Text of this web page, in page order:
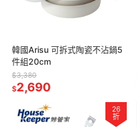
韓國Arisu 可拆式陶瓷不沾鍋5
件組20cm
$3,380
$2,690
26
折